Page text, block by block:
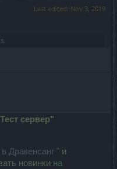
Last edited: Nov 3, 2019
сервер"
Дракенсанг " и
новинки на